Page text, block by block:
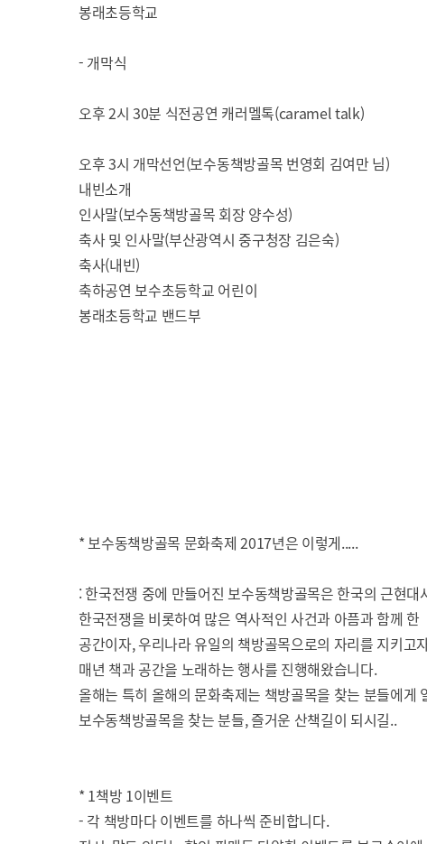
봉래초등학교
- 개막식
오후 2시 30분 식전공연 캐러멜톡(caramel talk)
오후 3시 개막선언(보수동책방골목 번영회 김여만 님)
내빈소개
인사말(보수동책방골목 회장 양수성)
축사 및 인사말(부산광역시 중구청장 김은숙)
축사(내빈)
축하공연 보수초등학교 어린이
봉래초등학교 밴드부
* 보수동책방골목 문화축제 2017년은 이렇게.....
: 한국전쟁 중에 만들어진 보수동책방골목은 한국의 근현
한국전쟁을 비롯하여 많은 역사적인 사건과 아픔과 함께 한
공간이자, 우리나라 유일의 책방골목으로의 자리를 지키고
매년 책과 공간을 노래하는 행사를 진행해왔습니다.
올해는 특히 올해의 문화축제는 책방골목을 찾는 분들에
보수동책방골목을 찾는 분들, 즐거운 산책길이 되시길..
* 1책방 1이벤트
- 각 책방마다 이벤트를 하나씩 준비합니다.